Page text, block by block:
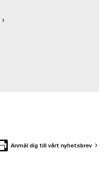
Anmäl dig till vårt nyhetsbrev